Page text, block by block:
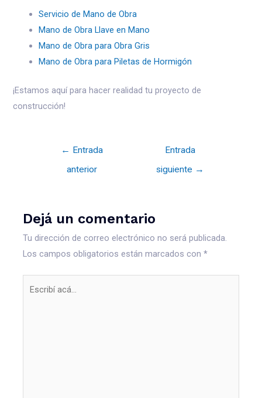
Servicio de Mano de Obra
Mano de Obra Llave en Mano
Mano de Obra para Obra Gris
Mano de Obra para Piletas de Hormigón
¡Estamos aquí para hacer realidad tu proyecto de
construcción!
← Entrada
anterior
Entrada
siguiente →
Dejá un comentario
Tu dirección de correo electrónico no será publicada.
Los campos obligatorios están marcados con*